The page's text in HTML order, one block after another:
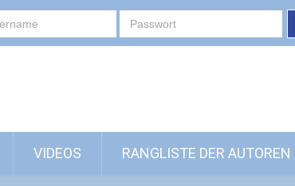
VIDEOS RANGLISTE DER AUTOREN